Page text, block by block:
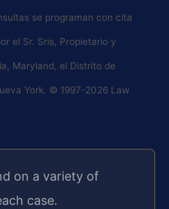
se programan con cita
el Sr. Sris, Propietario y
Maryland, el Distrito de
York. © 1997-2026 Law
on a variety of
case.